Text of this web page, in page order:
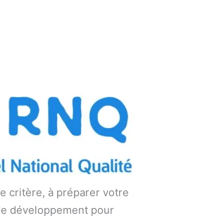
critère, à préparer votre
développement pour